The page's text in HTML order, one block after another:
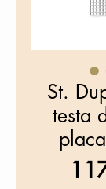
St.
testa